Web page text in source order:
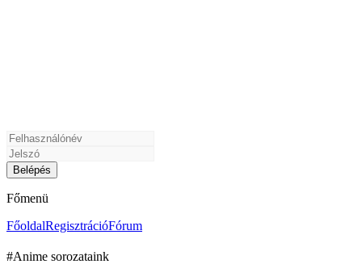
Főmenü
FőoldalRegisztrációFórum
#Anime sorozataink